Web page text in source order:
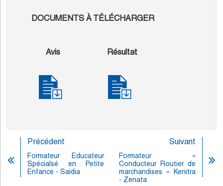
DOCUMENTS À TÉLÉCHARGER
Avis Résultat
Formateur Educateur
Spécialsé en Petite
Enfance - Saidia
Formateur «
Conducteur Routier de
marchandises » Kenitra
- Zenata
Précédent Suivant